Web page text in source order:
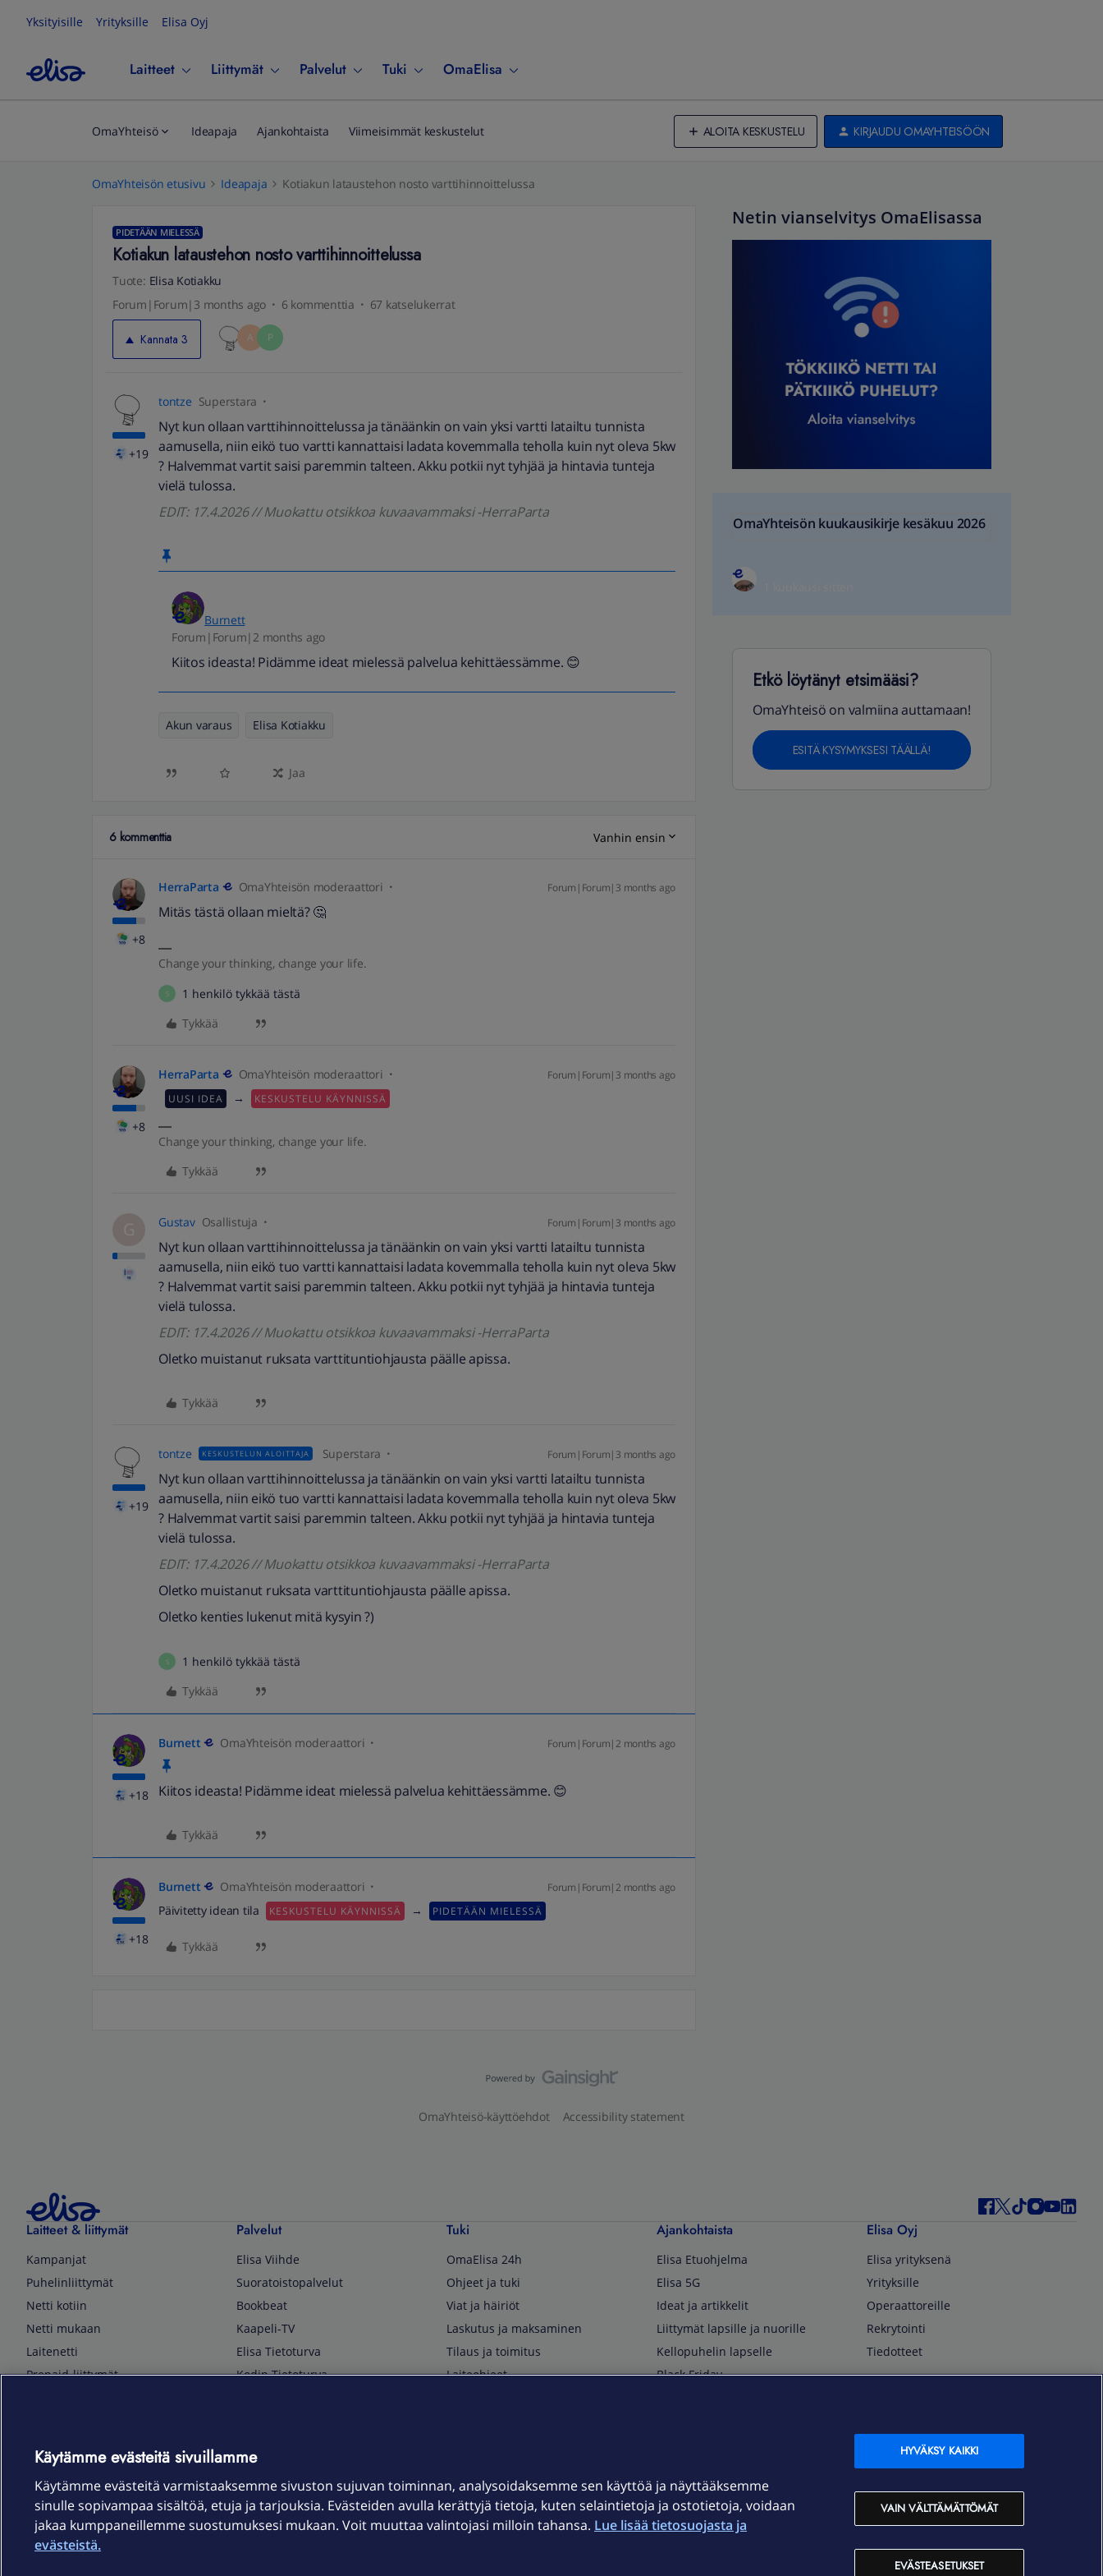
Yksityisille Yrityksille Elisa Oyj
Laitteet Liittymät Palvelut Tuki OmaElisa
OmaYhteisö Ideapaja Ajankohtaista Viimeisimmät keskustelut ALOITA KESKUSTELU KIRJAUDU OMAYHTEISÖÖN
OmaYhteisön etusivu Ideapaja Kotiakun lataustehon nosto varttihinnoittelussa
PIDETÄÄN MIELESSÄ
Kotiakun lataustehon nosto varttihinnoittelussa
Tuote: Elisa Kotiakku
Forum|Forum|3 months ago
6 kommenttia 67 katselukerrat
Kannata 3 A P
+19
tontze Superstara
Nyt kun ollaan varttihinnoittelussa ja tänäänkin on vain yksi vartti latailtu tunnista
aamusella, niin eikö tuo vartti kannattaisi ladata kovemmalla teholla kuin nyt oleva 5kw
? Halvemmat vartit saisi paremmin talteen. Akku potkii nyt tyhjää ja hintavia tunteja
vielä tulossa.
EDIT: 17.4.2026 // Muokattu otsikkoa kuvaavammaksi -HerraParta
Burnett
Forum|Forum|2 months ago
Kiitos ideasta! Pidämme ideat mielessä palvelua kehittäessämme. 😊
Akun varaus Elisa Kotiakku
Jaa
6 kommenttia Vanhin ensin
+8
HerraParta OmaYhteisön moderaattori Forum|Forum|3 months ago
Mitäs tästä ollaan mieltä? 🤔
Change your thinking, change your life.
S
1 henkilö tykkää tästä
Tykkää
+8
HerraParta OmaYhteisön moderaattori
Forum|Forum|3 months ago
UUSI IDEA
→ KESKUSTELU KÄYNNISSÄ
Change your thinking, change your life.
Tykkää
G Gustav Osallistuja Forum|Forum|3 months ago
Nyt kun ollaan varttihinnoittelussa ja tänäänkin on vain yksi vartti latailtu tunnista
aamusella, niin eikö tuo vartti kannattaisi ladata kovemmalla teholla kuin nyt oleva 5kw
? Halvemmat vartit saisi paremmin talteen. Akku potkii nyt tyhjää ja hintavia tunteja
vielä tulossa.
EDIT: 17.4.2026 // Muokattu otsikkoa kuvaavammaksi -HerraParta
Oletko muistanut ruksata varttituntiohjausta päälle apissa.
Tykkää
+19
tontze KESKUSTELUN ALOITTAJA Superstara Forum|Forum|3 months ago
Nyt kun ollaan varttihinnoittelussa ja tänäänkin on vain yksi vartti latailtu tunnista
aamusella, niin eikö tuo vartti kannattaisi ladata kovemmalla teholla kuin nyt oleva 5kw
? Halvemmat vartit saisi paremmin talteen. Akku potkii nyt tyhjää ja hintavia tunteja
vielä tulossa.
EDIT: 17.4.2026 // Muokattu otsikkoa kuvaavammaksi -HerraParta
Oletko muistanut ruksata varttituntiohjausta päälle apissa.
Oletko kenties lukenut mitä kysyin ?)
S
1 henkilö tykkää tästä
Tykkää
+18
Burnett OmaYhteisön moderaattori Forum|Forum|2 months ago
Kiitos ideasta! Pidämme ideat mielessä palvelua kehittäessämme. 😊
Tykkää
+18
Burnett OmaYhteisön moderaattori Forum|Forum|2 months ago
Päivitetty idean tila KESKUSTELU KÄYNNISSÄ → PIDETÄÄN MIELESSÄ
Tykkää
Netin vianselvitys OmaElisassa
OmaYhteisön kuukausikirje kesäkuu 2026
Etkö löytänyt etsimääsi?
OmaYhteisö on valmiina auttamaan!
ESITÄ KYSYMYKSESI TÄÄLLÄ!
OmaYhteisö-käyttöehdot Accessibility statement
Laitteet & liittymät
Kampanjat
Puhelinliittymät
Netti kotiin
Netti mukaan
Laitenetti
Prepaid-liittymät
TV & audio
Kodinkoneet
Kamerat ja dronet
Kellot ja rannekkeet
Palvelut
Elisa Viihde
Suoratoistopalvelut
Bookbeat
Kaapeli-TV
Elisa Tietoturva
Kodin Tietoturva
Elisa Kotiverkko
Elisa Pilvilinna
Elisa Laiteturva
Elisa Rinnakkaisliittymät
Tuki
OmaElisa 24h
Ohjeet ja tuki
Viat ja häiriöt
Laskutus ja maksaminen
Tilaus ja toimitus
Laiteohjeet
Kuuluvuuskartta
Asiakastiedotteet
OmaElisa-sovellus
Ajankohtaista
Elisa Etuohjelma
Elisa 5G
Ideat ja artikkelit
Liittymät lapsille ja nuorille
Kellopuhelin lapselle
Black Friday
Elisa Oyj
Elisa yrityksenä
Yrityksille
Operaattoreille
Rekrytointi
Tiedotteet
OmaElisa Self Service
Moving to Finland
Elisa Corporation
Kundtjänst
Käytämme evästeitä sivuillamme
Käytämme evästeitä varmistaaksemme sivuston sujuvan toiminnan, analysoidaksemme sen käyttöä ja näyttääksemme
sinulle sopivampaa sisältöä, etuja ja tarjouksia. Evästeiden avulla kerättyjä tietoja, kuten selaintietoja ja ostotietoja, voidaan
jakaa kumppaneillemme suostumuksesi mukaan. Voit muuttaa valintojasi milloin tahansa. Lue lisää tietosuojasta ja
evästeistä.
EVÄSTEASETUKSET
VAIN VÄLTTÄMÄTTÖMÄT
HYVÄKSY KAIKKI